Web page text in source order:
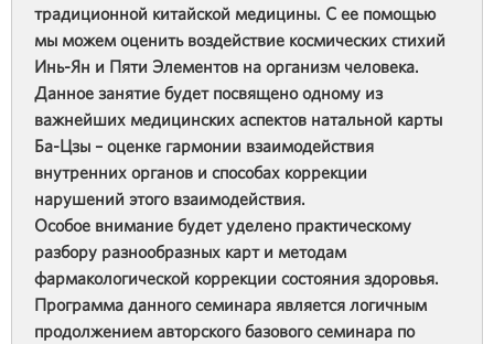
традиционной китайской медицины. С ее помощью
мы можем оценить воздействие космических стихий
Инь-Ян и Пяти Элементов на организм человека.
Данное занятие будет посвящено одному из
важнейших медицинских аспектов натальной карты
Ба-Цзы – оценке гармонии взаимодействия
внутренних органов и способах коррекции
нарушений этого взаимодействия.
Особое внимание будет уделено практическому
разбору разнообразных карт и методам
фармакологической коррекции состояния здоровья.
Программа данного семинара является логичным
продолжением авторского базового семинара по